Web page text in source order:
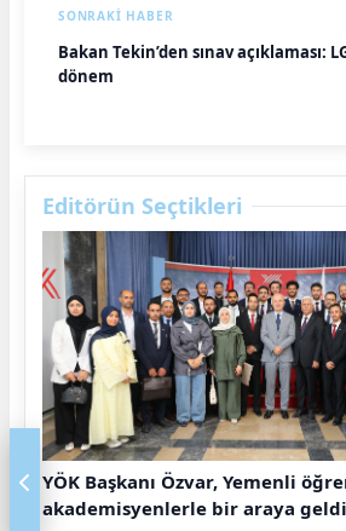
SONRAKI HABER
Bakan Tekin’den sınav açıklaması:
dönem
Editörün Seçtikleri
YÖK Başkanı Özvar, Yemenli
akademisyenlerle bir araya geldi